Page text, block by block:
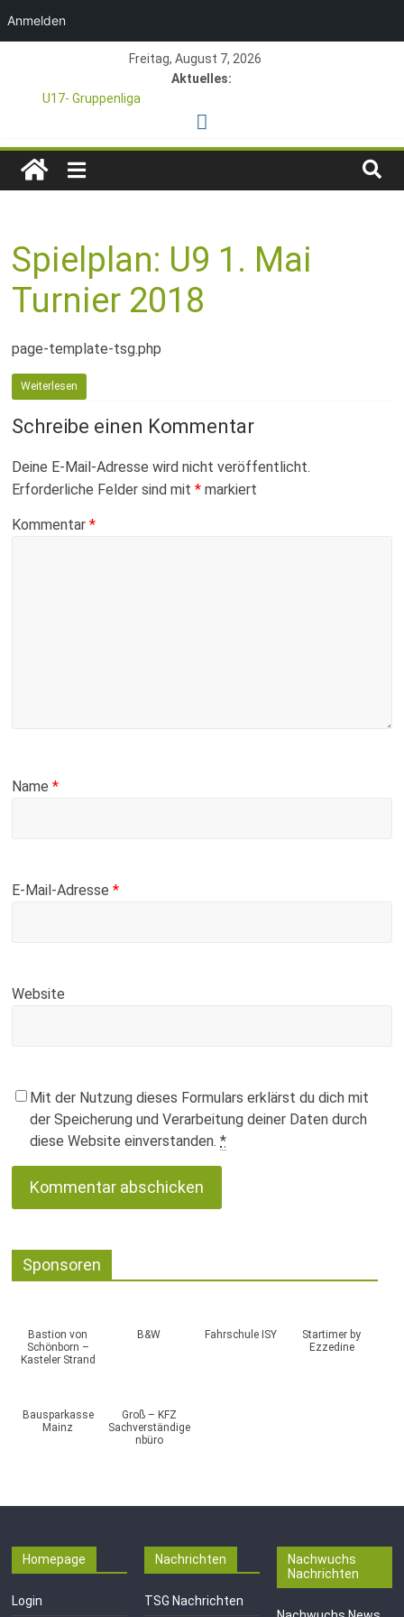
Anmelden
springen
Freitag, August 7, 2026
Aktuelles:
U17- Gruppenliga
*U17-Junioren steigen in die Gruppenliga auf*
1. Mai – Charity-Fußballturnier für Hobbymannschaften
Pfingstturnier 23. – 24.05.2026 – Restplätze noch frei
TSG
e.V.
Mainz-
Kastel
Fussballabteilung
Spielplan: U9 1. Mai
Turnier 2018
page-template-tsg.php
Weiterlesen
Schreibe einen Kommentar
Deine E-Mail-Adresse wird nicht veröffentlicht.
Erforderliche Felder sind mit* markiert
Kommentar*
Name*
E-Mail-Adresse*
Website
Mit der Nutzung dieses Formulars erklärst du dich mit
der Speicherung und Verarbeitung deiner Daten durch
diese Website einverstanden.*
Sponsoren
Bastion von
Schönborn –
Kasteler Strand
B&W Fahrschule ISY
Startimer by
Ezzedine
Bausparkasse
Mainz
Groß – KFZ
Sachverständige
nbüro
Homepage
Login
Nachrichten
TSG Nachrichten
Nachwuchs
Nachrichten